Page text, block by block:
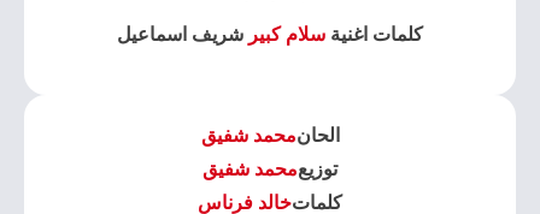
كلمات اغنية سلام كبير شريف اسماعيل
الحانمحمد شفيق
توزيعمحمد شفيق
كلماتخالد فرناس